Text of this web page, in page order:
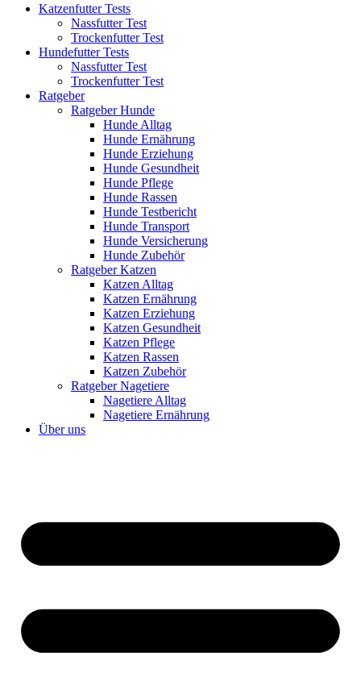
Katzenfutter Tests
Nassfutter Test
Trockenfutter Test
Hundefutter Tests
Nassfutter Test
Trockenfutter Test
Ratgeber
Ratgeber Hunde
Hunde Alltag
Hunde Ernährung
Hunde Erziehung
Hunde Gesundheit
Hunde Pflege
Hunde Rassen
Hunde Testbericht
Hunde Transport
Hunde Versicherung
Hunde Zubehör
Ratgeber Katzen
Katzen Alltag
Katzen Ernährung
Katzen Erziehung
Katzen Gesundheit
Katzen Pflege
Katzen Rassen
Katzen Zubehör
Ratgeber Nagetiere
Nagetiere Alltag
Nagetiere Ernährung
Über uns